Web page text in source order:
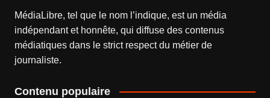
MédiaLibre, tel que le nom l’indique, est un média
indépendant et honnête, qui diffuse des contenus
médiatiques dans le strict respect du métier de
journaliste.
Contenu populaire